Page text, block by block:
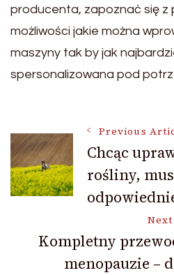
producenta, zapoznać się z
możliwości jakie można
maszyny tak by jak
spersonalizowana pod
Post
Navigation
Previous
Chcąc
rośliny,
Kompletny
menopauzie –